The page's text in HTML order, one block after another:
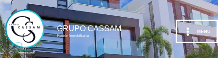
Ir
al
contenido
GRUPO CASSAM
Pasión Inmobiliaria
MENU